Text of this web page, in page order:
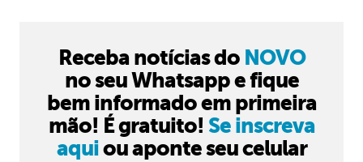
Receba notícias do NOVO
no seu Whatsapp e fique
bem informado em primeira
mão! É gratuito! Se inscreva
aquiou aponte seu celular